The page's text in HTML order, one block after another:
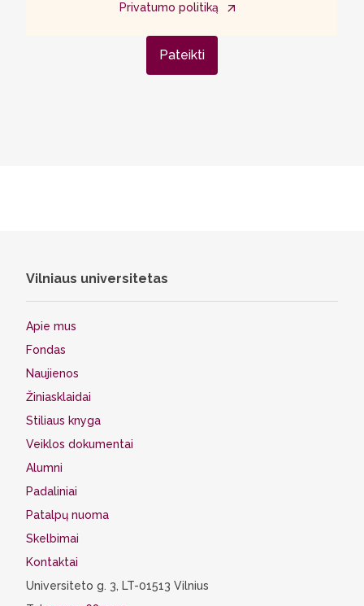
Privatumo politiką
Pateikti
Vilniaus universitetas
Apie mus
Fondas
Naujienos
Žiniasklaidai
Stiliaus knyga
Veiklos dokumentai
Alumni
Padaliniai
Patalpų nuoma
Skelbimai
Kontaktai
Universiteto g. 3, LT-01513 Vilnius